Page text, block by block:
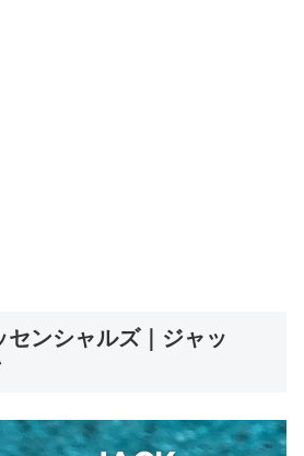
センシャルズ｜ジャッ